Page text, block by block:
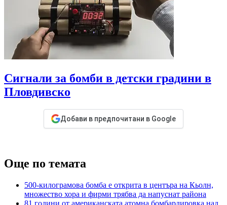
Сигнали за бомби в детски градини в
Пловдивско
Добави в предпочитани в Google
Още по темата
500-килограмова бомба е открита в центъра на Кьолн,
множество хора и фирми трябва да напуснат района
81 години от американската атомна бомбардировка над